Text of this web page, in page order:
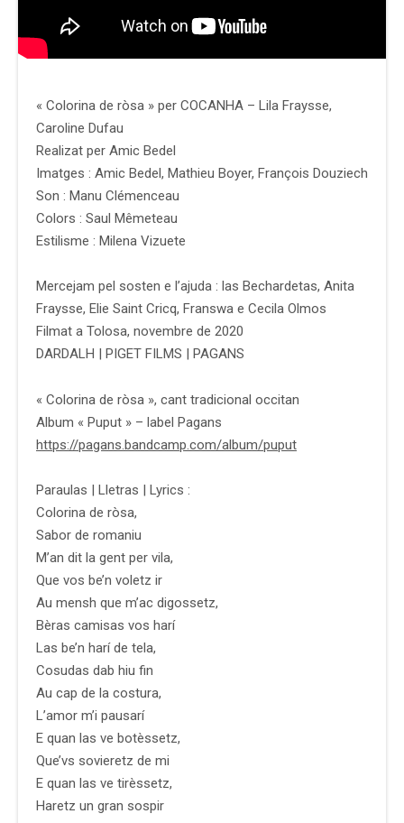
« Colorina de ròsa » per COCANHA – Lila Fraysse,
Caroline Dufau
Realizat per Amic Bedel
Imatges : Amic Bedel, Mathieu Boyer, François Douziech
Son : Manu Clémenceau
Colors : Saul Mêmeteau
Estilisme : Milena Vizuete
Mercejam pel sosten e l’ajuda : las Bechardetas, Anita
Fraysse, Elie Saint Cricq, Franswa e Cecila Olmos
Filmat a Tolosa, novembre de 2020
DARDALH | PIGET FILMS | PAGANS
« Colorina de ròsa », cant tradicional occitan
Album « Puput » – label Pagans
https://pagans.bandcamp.com/album/puput
Paraulas | Lletras | Lyrics :
Colorina de ròsa,
Sabor de romaniu
M’an dit la gent per vila,
Que vos be’n voletz ir
Au mensh que m’ac digossetz,
Bèras camisas vos harí
Las be’n harí de tela,
Cosudas dab hiu fin
Au cap de la costura,
L’amor m’i pausarí
E quan las ve botèssetz,
Que’vs sovieretz de mi
E quan las ve tirèssetz,
Haretz un gran sospir